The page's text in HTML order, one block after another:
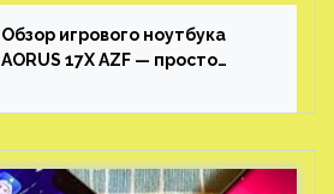
Обзор игрового ноутбука
AORUS 17X AZF — просто